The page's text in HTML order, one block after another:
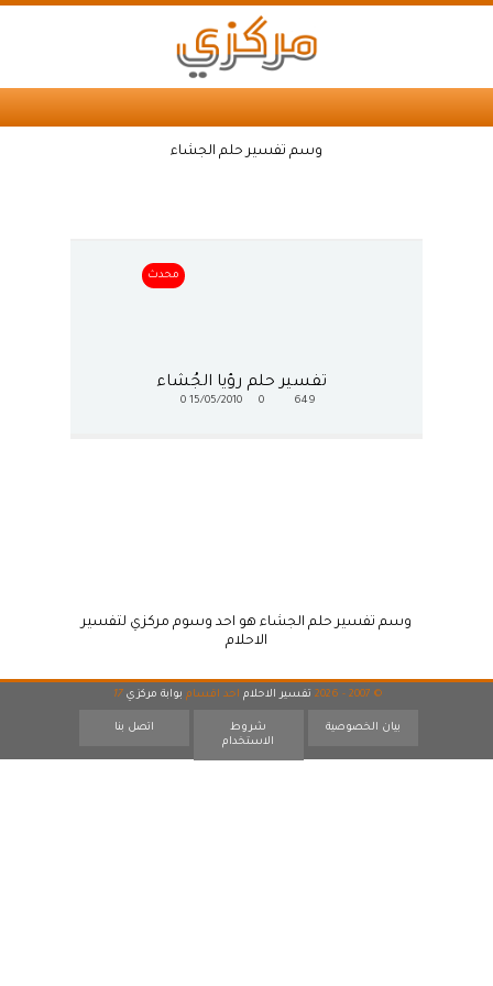
وسم تفسير حلم الجشاء
محدث
تفسير حلم رؤيا الجُشاء
649
0
15/05/2010
0
وسم تفسير حلم الجشاء هو احد وسوم مركزي لتفسير
الاحلام
© 2007 - 2026 تفسير الاحلام احد اقسام بوابة مركزي 17
بيان الخصوصية
شروط
الاستخدام
اتصل بنا